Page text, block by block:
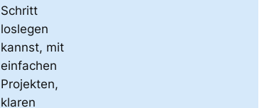
Schritt
loslegen
kannst, mit
einfachen
Projekten,
klaren